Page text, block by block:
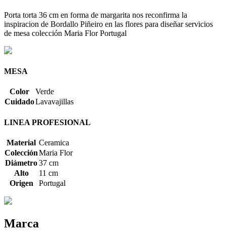
Porta torta 36 cm en forma de margarita nos reconfirma la
inspiracion de Bordallo Piñeiro en las flores para diseñar servicios
de mesa colección Maria Flor Portugal
MESA
Color
Verde
CuidadoLavavajillas
LINEA PROFESIONAL
Material Ceramica
ColecciónMaria Flor
Diámetro37 cm
Alto
11 cm
Origen
Portugal
Marca